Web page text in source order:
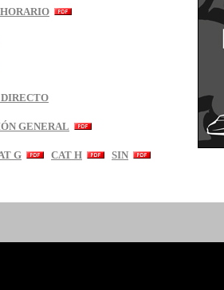
GENERAL
G CAT H SIN